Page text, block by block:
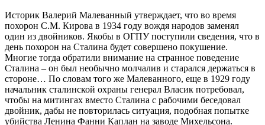
Историк Валерий Малеванный утверждает, что во время
похорон С.М. Кирова в 1934 году вождя народов заменял
один из двойников. Якобы в ОГПУ поступили сведения, что в
день похорон на Сталина будет совершено покушение.
Многие тогда обратили внимание на странное поведение
Сталина – он был необычно молчалив и старался держаться в
стороне… По словам того же Малеванного, еще в 1929 году
начальник сталинской охраны генерал Власик потребовал,
чтобы на митингах вместо Сталина с рабочими беседовал
двойник, дабы не повторилась ситуация, подобная попытке
убийства Ленина Фанни Каплан на заводе Михельсона.